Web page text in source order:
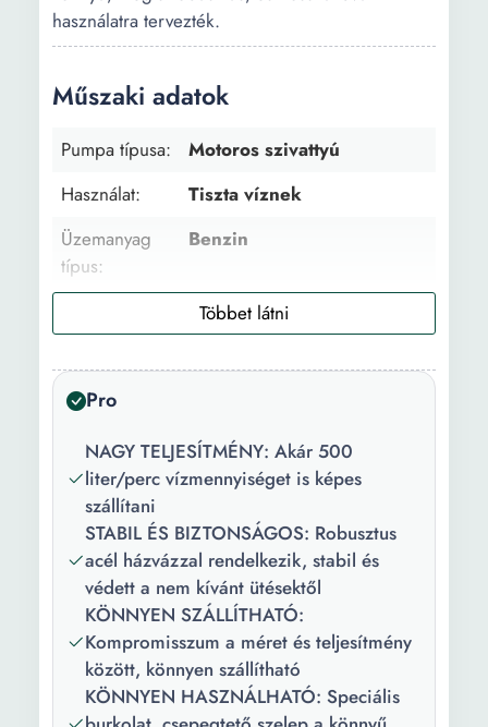
használatra tervezték.
Műszaki adatok
Pumpa típusa:
Motoros szivattyú
Használat:
Tiszta víznek
Üzemanyag
típus:
Benzin
Termikus
Szívómélység:
7 m
Pro
NAGY TELJESÍTMÉNY: Akár 500
liter/perc vízmennyiséget is képes
szállítani
STABIL ÉS BIZTONSÁGOS: Robusztus
acél házvázzal rendelkezik, stabil és
védett a nem kívánt ütésektől
KÖNNYEN SZÁLLÍTHATÓ:
Kompromisszum a méret és teljesítmény
között, könnyen szállítható
KÖNNYEN HASZNÁLHATÓ: Speciális